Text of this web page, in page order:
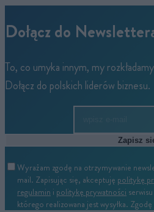
Dołącz do
To, co umyka innym, my
Dołącz do polskich liderów biznesu.
Zapisz
Wyrażam zgodę na otrzymywanie
mail. Zapisując się, akceptuję politykę
regulamin i politykę prywatności
którego realizowana jest wysyłka.